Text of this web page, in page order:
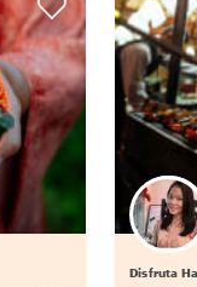
Disfruta